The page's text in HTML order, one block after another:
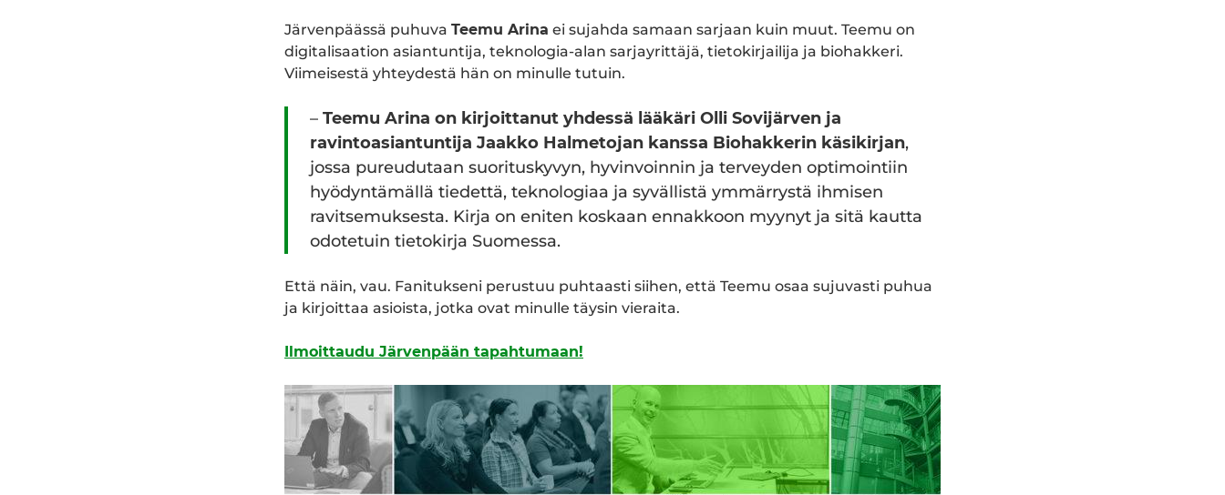
Järvenpäässä puhuva Teemu Arina ei sujahda samaan sarjaan kuin muut. Teemu on
digitalisaation asiantuntija, teknologia-alan sarjayrittäjä, tietokirjailija ja biohakkeri.
Viimeisestä yhteydestä hän on minulle tutuin.
– Teemu Arina on kirjoittanut yhdessä lääkäri Olli Sovijärven ja
ravintoasiantuntija Jaakko Halmetojan kanssa Biohakkerin käsikirjan,
jossa pureudutaan suorituskyvyn, hyvinvoinnin ja terveyden optimointiin
hyödyntämällä tiedettä, teknologiaa ja syvällistä ymmärrystä ihmisen
ravitsemuksesta. Kirja on eniten koskaan ennakkoon myynyt ja sitä kautta
odotetuin tietokirja Suomessa.
Että näin, vau. Fanitukseni perustuu puhtaasti siihen, että Teemu osaa sujuvasti puhua
ja kirjoittaa asioista, jotka ovat minulle täysin vieraita.
Ilmoittaudu Järvenpään tapahtumaan!